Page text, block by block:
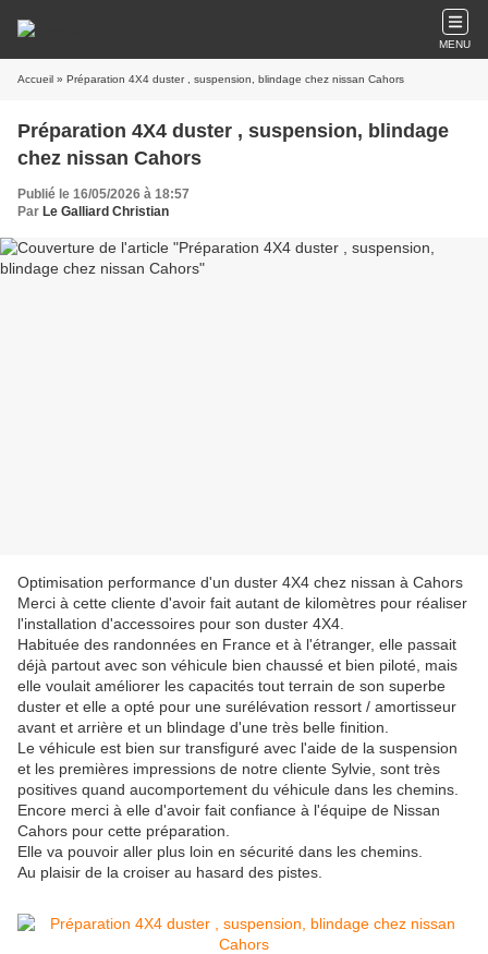
MENU
Accueil » Préparation 4X4 duster , suspension, blindage chez nissan Cahors
Préparation 4X4 duster , suspension, blindage
chez nissan Cahors
Publié le 16/05/2026 à 18:57
Par Le Galliard Christian
Optimisation performance d'un duster 4X4 chez nissan à Cahors
Merci à cette cliente d'avoir fait autant de kilomètres pour réaliser
l'installation d'accessoires pour son duster 4X4.
Habituée des randonnées en France et à l'étranger, elle passait
déjà partout avec son véhicule bien chaussé et bien piloté, mais
elle voulait améliorer les capacités tout terrain de son superbe
duster et elle a opté pour une surélévation ressort / amortisseur
avant et arrière et un blindage d'une très belle finition.
Le véhicule est bien sur transfiguré avec l'aide de la suspension
et les premières impressions de notre cliente Sylvie, sont très
positives quand aucomportement du véhicule dans les chemins.
Encore merci à elle d'avoir fait confiance à l'équipe de Nissan
Cahors pour cette préparation.
Elle va pouvoir aller plus loin en sécurité dans les chemins.
Au plaisir de la croiser au hasard des pistes.